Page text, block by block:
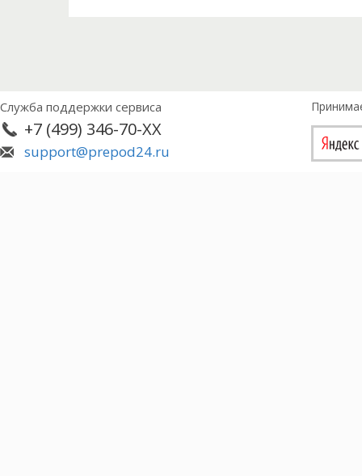
Служба поддержки сервиса
+7 (499) 346-70-XX
support@prepod24.ru